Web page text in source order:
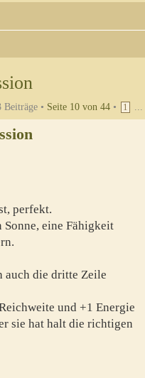
Beiträge • Seite 10 von 44 • 1 ...
perfekt.
eine Fähigkeit
auch die dritte Zeile
und +1 Energie
sie hat halt die richtigen